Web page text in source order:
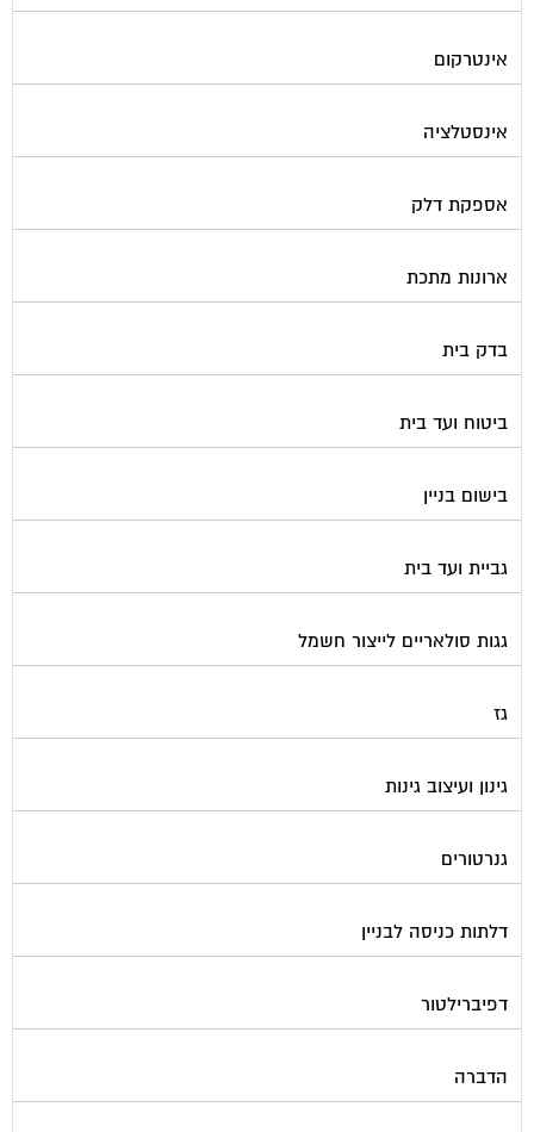
אינטרקום
אינסטלציה
אספקת דלק
ארונות מתכת
בדק בית
ביטוח ועד בית
בישום בניין
גביית ועד בית
גגות סולאריים לייצור חשמל
גז
גינון ועיצוב גינות
גנרטורים
דלתות כניסה לבניין
דפיברילטור
הדברה